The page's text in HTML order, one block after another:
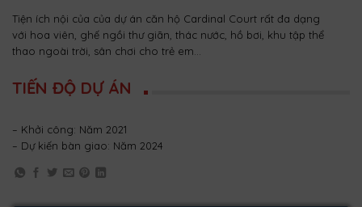
Tiện ích nội của của dự án căn hộ Cardinal Court rất đa dạng
với hoa viên, ghế ngồi thư giãn, thác nước, hồ bơi, khu tập thể
thao ngoài trời, sân chơi cho trẻ em…
TIẾN ĐỘ DỰ ÁN
– Khởi công: Năm 2021
– Dự kiến bàn giao: Năm 2024